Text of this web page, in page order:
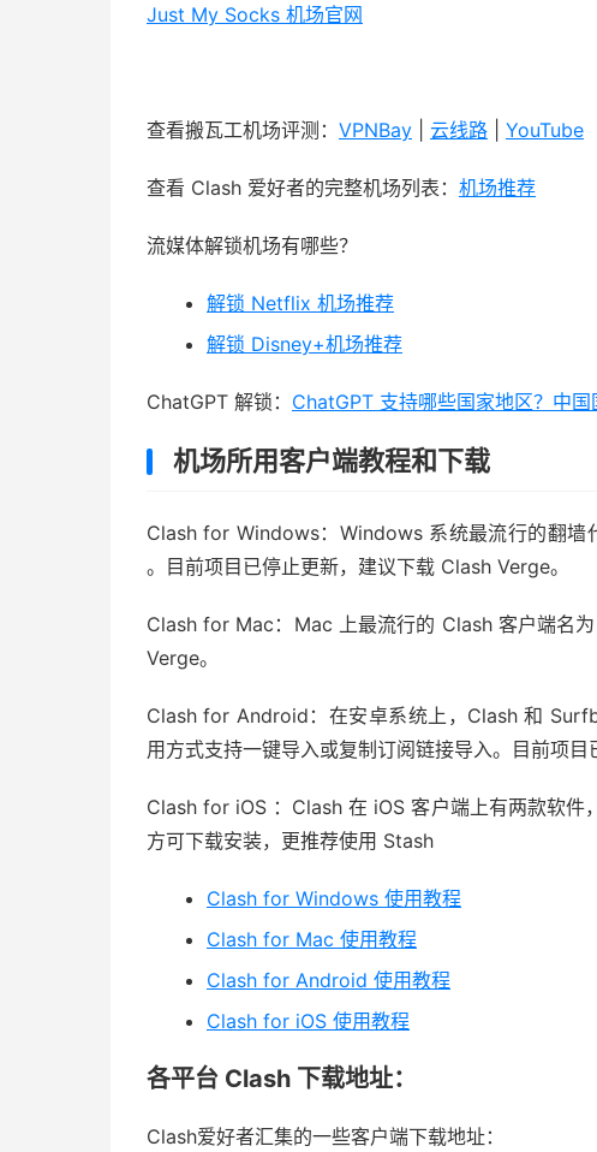
Just My Socks 机场官网
查看搬瓦工机场评测： VPNBay 云线路 YouTube
查看 Clash 爱好者的完整机场列表： 机场推荐
流媒体解锁机场有哪些？
解锁 Netflix 机场推荐
解锁 Disney+机场推荐
ChatGPT 解锁： ChatGPT 支持哪些国家地区？中
机场所用客户端教程和下载
Clash for Windows：Windows 系统最流行的翻墙
。目前项目已停止更新，建议下载 Clash Verge。
Clash for Mac：Mac 上最流行的 Clash 客户端名
Verge。
Clash for Android：在安卓系统上，Clash 和
用方式支持一键导入或复制订阅链接导入。目前项
Clash for iOS ：Clash 在 iOS 客户端上有两款软
方可下载安装，更推荐使用 Stash
Clash for Windows 使用教程
Clash for Mac 使用教程
Clash for Android 使用教程
Clash for iOS 使用教程
各平台 Clash 下载地址：
Clash爱好者汇集的一些客户端下载地址：